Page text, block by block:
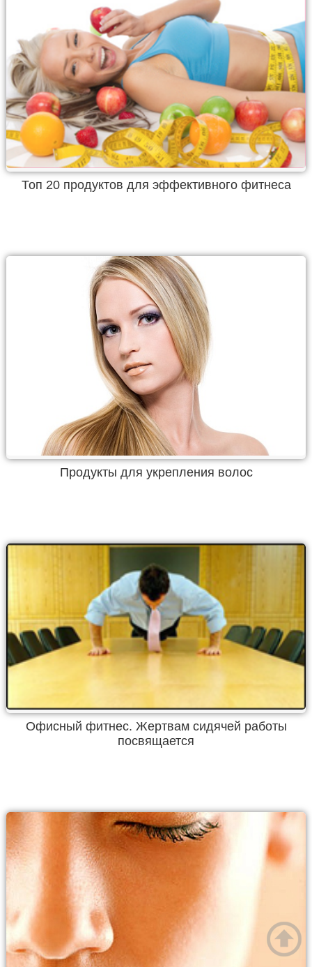
Топ 20 продуктов для эффективного фитнеса
Продукты для укрепления волос
Офисный фитнес. Жертвам сидячей работы
посвящается